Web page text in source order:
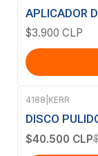
APLICADOR
$3.900 CLP
-12%OFF
4188 KERR
DISCO
$40.500 CLP